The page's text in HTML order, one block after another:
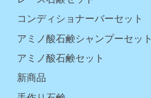
コンディショナーバーセット
アミノ酸石鹸シャンプーセット
アミノ酸石鹸セット
新商品